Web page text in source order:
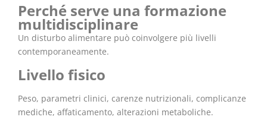
Perché serve una formazione
multidisciplinare
Un disturbo alimentare può coinvolgere più livelli
contemporaneamente.
Livello fisico
Peso, parametri clinici, carenze nutrizionali, complicanze
mediche, affaticamento, alterazioni metaboliche.